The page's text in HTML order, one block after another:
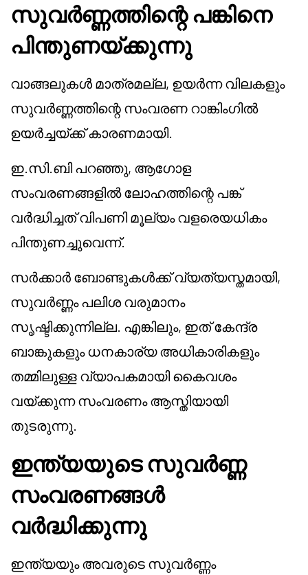
സുവർണ്ണത്തിന്റെ പങ്കിനെ
പിന്തുണയ്ക്കുന്നു
വാങ്ങലുകൾ മാത്രമല്ല, ഉയർന്ന വിലകളും
സുവർണ്ണത്തിന്റെ സംവരണ റാങ്കിംഗിൽ
ഉയർച്ചയ്ക്ക് കാരണമായി.
ഇ.സി.ബി പറഞ്ഞു, ആഗോള
സംവരണങ്ങളിൽ ലോഹത്തിന്റെ പങ്ക്
വർദ്ധിച്ചത് വിപണി മൂല്യം വളരെയധികം
പിന്തുണച്ചുവെന്ന്.
സർക്കാർ ബോണ്ടുകൾക്ക് വ്യത്യസ്തമായി,
സുവർണ്ണം പലിശ വരുമാനം
സൃഷ്ടിക്കുന്നില്ല. എങ്കിലും, ഇത് കേന്ദ്ര
ബാങ്കുകളും ധനകാര്യ അധികാരികളും
തമ്മിലുള്ള വ്യാപകമായി കൈവശം
വയ്ക്കുന്ന സംവരണം ആസ്തിയായി
തുടരുന്നു.
ഇന്ത്യയുടെ സുവർണ്ണ
സംവരണങ്ങൾ
വർദ്ധിക്കുന്നു
ഇന്ത്യയും അവരുടെ സുവർണ്ണം